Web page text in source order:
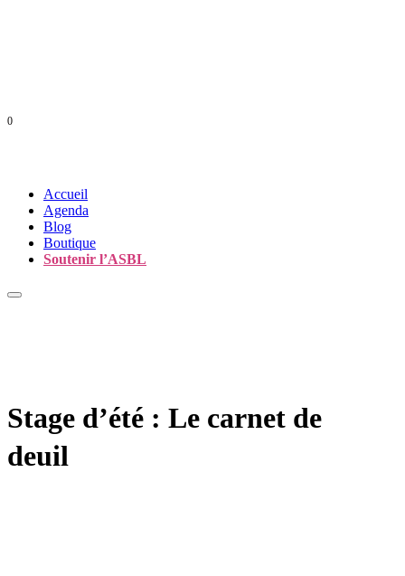
0
Accueil
Agenda
Blog
Boutique
Soutenir l’ASBL
Stage d’été : Le carnet de
deuil